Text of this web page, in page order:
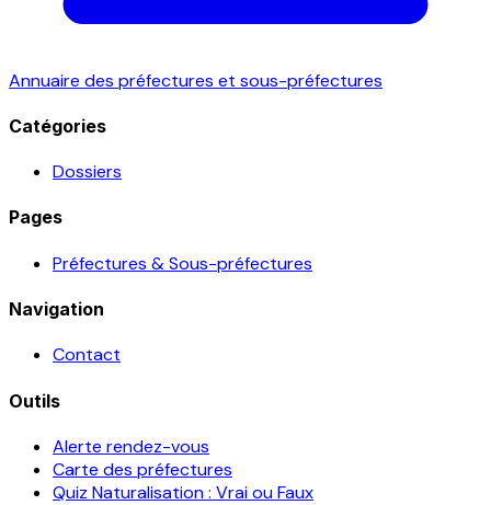
Annuaire des préfectures et sous-préfectures
Catégories
Dossiers
Pages
Préfectures & Sous-préfectures
Navigation
Contact
Outils
Alerte rendez-vous
Carte des préfectures
Quiz Naturalisation : Vrai ou Faux